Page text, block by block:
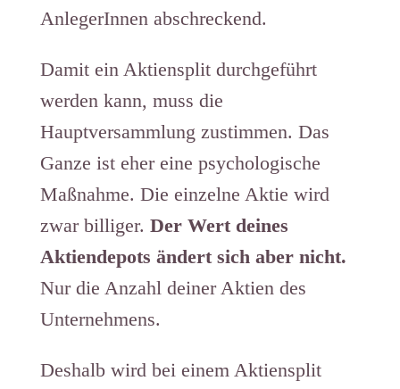
AnlegerInnen abschreckend.
Damit ein Aktiensplit durchgeführt
werden kann, muss die
Hauptversammlung zustimmen. Das
Ganze ist eher eine psychologische
Maßnahme. Die einzelne Aktie wird
zwar billiger. Der Wert deines
Aktiendepots ändert sich aber nicht.
Nur die Anzahl deiner Aktien des
Unternehmens.
Deshalb wird bei einem Aktiensplit